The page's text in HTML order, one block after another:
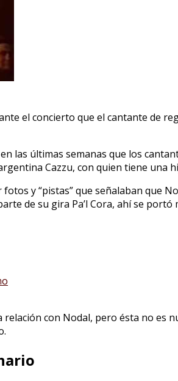
el concierto que el cantante de
las últimas semanas que los
Cazzu, con quien tiene una
y “pistas” que señalaban que
de su gira Pa’l Cora, ahí se
con Nodal, pero ésta no es